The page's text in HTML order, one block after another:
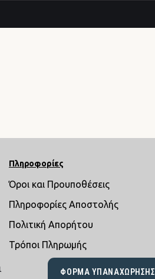
Πληροφορίες
Όροι και Προυποθέσεις
Πληροφορίες Αποστολής
Πολιτική Απορήτου
Τρόποι Πληρωμής
ΦΌΡΜΑ ΥΠΑΝΑΧΏΡΗΣΗΣ